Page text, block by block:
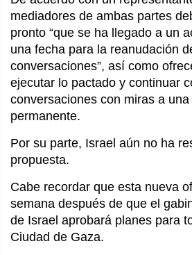
mediadores de ambas partes
pronto “que se ha llegado a un
una fecha para la reanudación
conversaciones”, así como
ejecutar lo pactado y continuar
conversaciones con miras a una
permanente.
Por su parte, Israel aún no ha
propuesta.
Cabe recordar que esta nueva
semana después de que el
de Israel aprobará planes para
Ciudad de Gaza.